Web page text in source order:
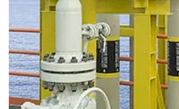
wody morskiej, przepływomierz
przepływomierz elektromagnetyczny